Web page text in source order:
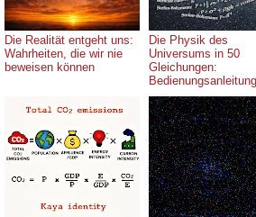
Die Realität entgeht uns:
Wahrheiten, die wir nie
beweisen können
Die Physik des
Universums in 50
Gleichungen:
Bedienungsanleitung